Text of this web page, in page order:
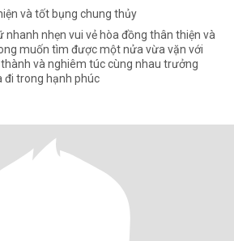
và tốt bụng chung thủy
nhanh nhẹn vui vẻ hòa đồng thân thiện và
muốn tìm được một nửa vừa vặn với
và nghiêm túc cùng nhau trưởng
đi trong hạnh phúc